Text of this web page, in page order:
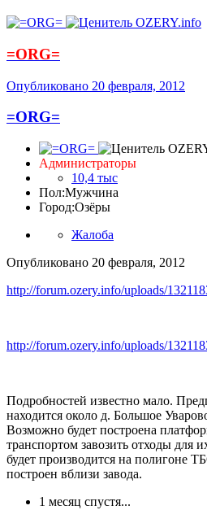
=ORG=
Опубликовано 20 февраля, 2012
=ORG=
Администраторы
10,4 тыс
Пол:Мужчина
Город:Озёры
Жалоба
Опубликовано 20 февраля, 2012
http://forum.ozery.info/uploads/
http://forum.ozery.info/uploads/
Подробностей известно мало.
находится около д. Большое
Возможно будет построена
транспортом завозить отходы для
будет производится на полигоне
построен вблизи завода.
1 месяц спустя...